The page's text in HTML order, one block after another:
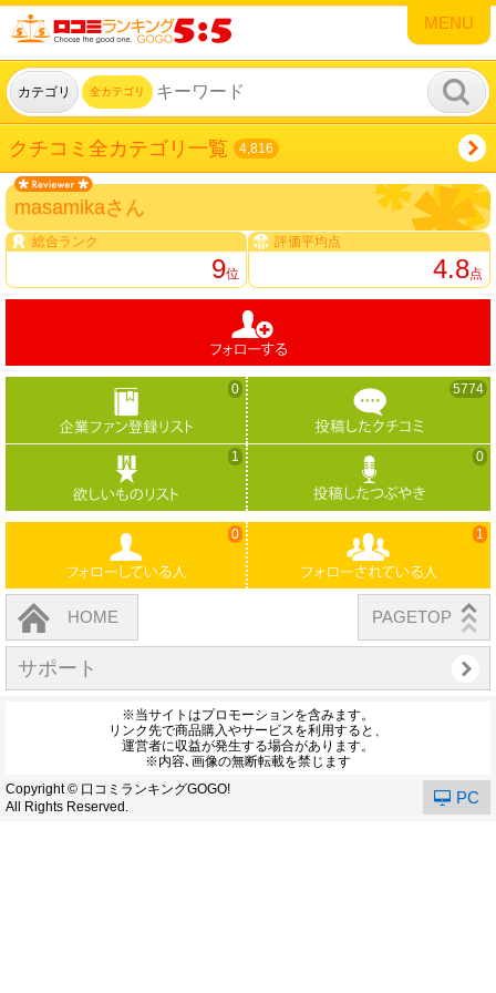
MENU
カテゴリ 全カテゴリ
クチコミ全カテゴリ一覧 4,816
masamikaさん
総合ランク
9位
評価平均点
4.8点
0 5774
1 0
0 1
HOME PAGETOP
サポート
※当サイトはプロモーションを含みます。
リンク先で商品購入やサービスを利用すると、
運営者に収益が発生する場合があります。
※内容､画像の無断転載を禁じます
Copyright © 口コミランキングGOGO!
All Rights Reserved.
PC